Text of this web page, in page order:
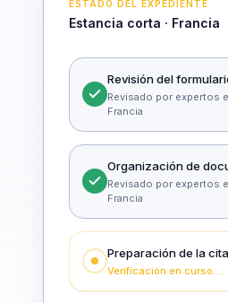
ESTADO DEL EXPEDIENTE
Estancia corta · Francia
Revisión del
Revisado por expertos
Francia
Organización de
Revisado por expertos
Francia
Preparación de la cita
Verificación en curso…